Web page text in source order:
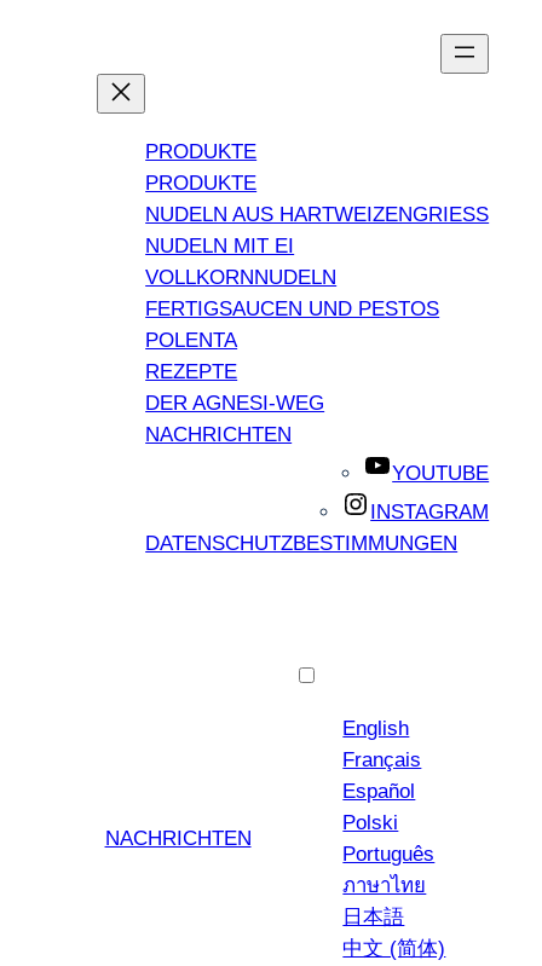
PRODUKTE
PRODUKTE
NUDELN AUS HARTWEIZENGRIESS
NUDELN MIT EI
VOLLKORNNUDELN
FERTIGSAUCEN UND PESTOS
POLENTA
REZEPTE
DER AGNESI-WEG
NACHRICHTEN
YOUTUBE
INSTAGRAM
DATENSCHUTZBESTIMMUNGEN
NACHRICHTEN
English
Français
Español
Polski
Português
ภาษาไทย
日本語
中文 (简体)